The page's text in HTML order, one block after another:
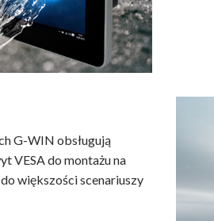
G-WIN obsługują
VESA do montażu na
większości scenariuszy